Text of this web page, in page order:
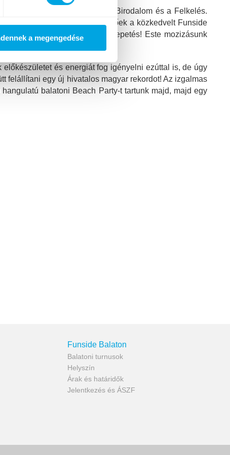
a megengedése
szembenézhet egymással a Birodalom és a Felkelés.
A szerdai órákat követőek a közkedvelt Funside
labda) és még sok más meglepetés! Este mozizásunk
választani.
és energiát fog igényelni ezúttal is, de úgy
felállítani egy új hivatalos magyar rekordot! Az izgalmas
balatoni Beach Party-t tartunk majd, majd egy
Funside Balaton
Balatoni turnusok
Helyszín
Árak és határidők
Jelentkezés és ÁSZF